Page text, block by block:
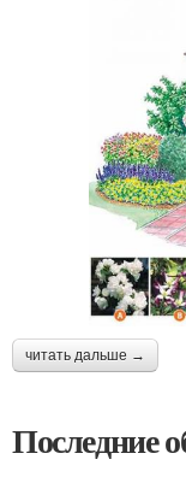
читать дальше →
Последние